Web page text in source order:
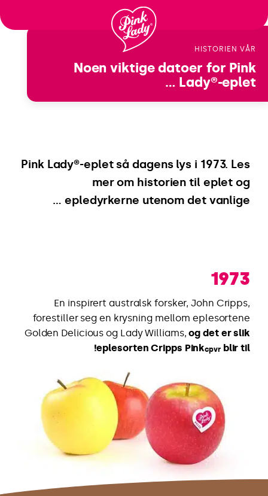
HISTORIEN VÅR
Noen viktige datoer for Pink
Lady®-eplet …
Pink Lady®-eplet så dagens lys i 1973. Les
mer om historien til eplet og
epledyrkerne utenom det vanlige …
1973
En inspirert australsk forsker, John Cripps,
forestiller seg en krysning mellom eplesortene
Golden Delicious og Lady Williams,og det er slik
eplesorten Cripps Pinkcpvrblir til!